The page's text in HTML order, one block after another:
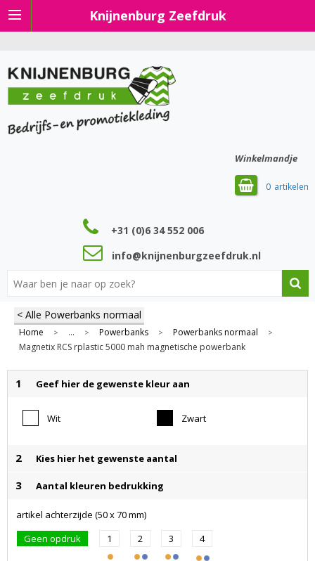
Knijnenburg Zeefdruk
Winkelmandje
0
+31 (0)6 34 552 006
info@knijnenburgzeefdruk.nl
< Alle Powerbanks normaal
Home > ... > Powerbanks > Powerbanks normaal >
Magnetix RCS rplastic 5000 mah magnetische powerbank
1 Geef hier de gewenste kleur aan
Wit Zwart
2 Kies hier het gewenste aantal
3 Aantal kleuren bedrukking
artikel achterzijde (50 x 70 mm)
Geen opdruk
1 2 3 4